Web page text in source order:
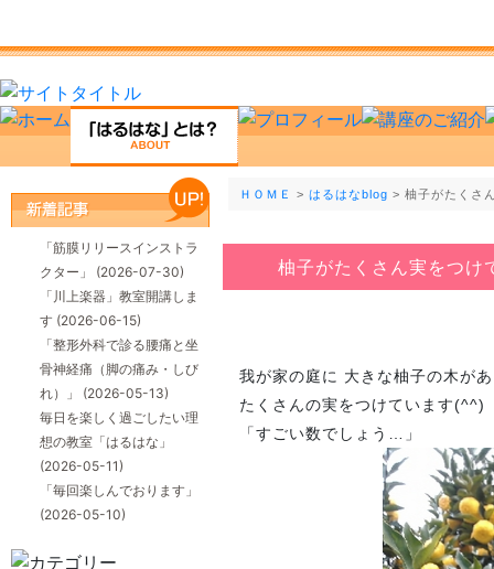
ＨＯＭＥ > はるはなblog > 柚子がたくさ
柚子がたくさん実をつけ
我が家の庭に 大きな柚子の木が
たくさんの実をつけています(^^)
「すごい数でしょう…」
「筋膜リリースインストラ
クター」 (2026-07-30)
「川上楽器」教室開講しま
す (2026-06-15)
「整形外科で診る腰痛と坐
骨神経痛（脚の痛み・しび
れ）」 (2026-05-13)
毎日を楽しく過ごしたい理
想の教室「はるはな」
(2026-05-11)
「毎回楽しんでおります」
(2026-05-10)